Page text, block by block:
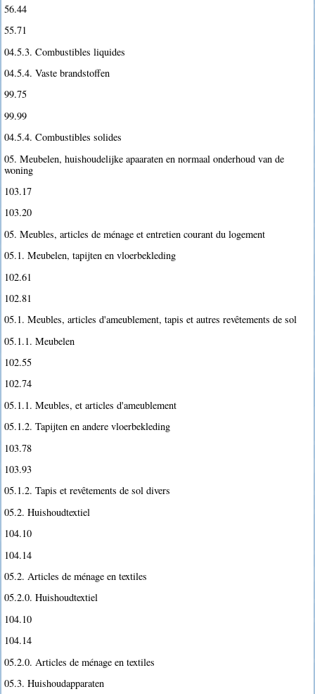
56.44
55.71
04.5.3. Combustibles liquides
04.5.4. Vaste brandstoffen
99.75
99.99
04.5.4. Combustibles solides
05. Meubelen, huishoudelijke apaaraten en normaal onderhoud van de
woning
103.17
103.20
05. Meubles, articles de ménage et entretien courant du logement
05.1. Meubelen, tapijten en vloerbekleding
102.61
102.81
05.1. Meubles, articles d'ameublement, tapis et autres revêtements de sol
05.1.1. Meubelen
102.55
102.74
05.1.1. Meubles, et articles d'ameublement
05.1.2. Tapijten en andere vloerbekleding
103.78
103.93
05.1.2. Tapis et revêtements de sol divers
05.2. Huishoudtextiel
104.10
104.14
05.2. Articles de ménage en textiles
05.2.0. Huishoudtextiel
104.10
104.14
05.2.0. Articles de ménage en textiles
05.3. Huishoudapparaten